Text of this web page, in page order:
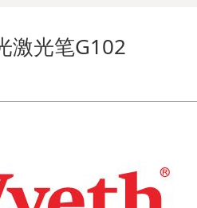
激光笔G102